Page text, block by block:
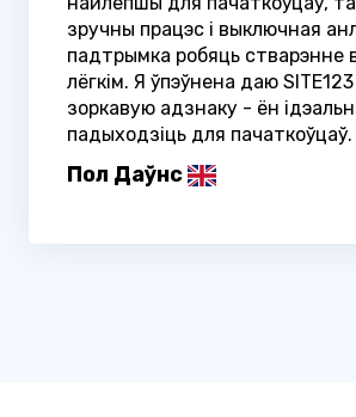
зручны працэс і выключная
падтрымка робяць стварэнне
лёгкім. Я ўпэўнена даю
зоркавую адзнаку - ён
падыходзіць для пачаткоўцаў.
Пол Даўнс